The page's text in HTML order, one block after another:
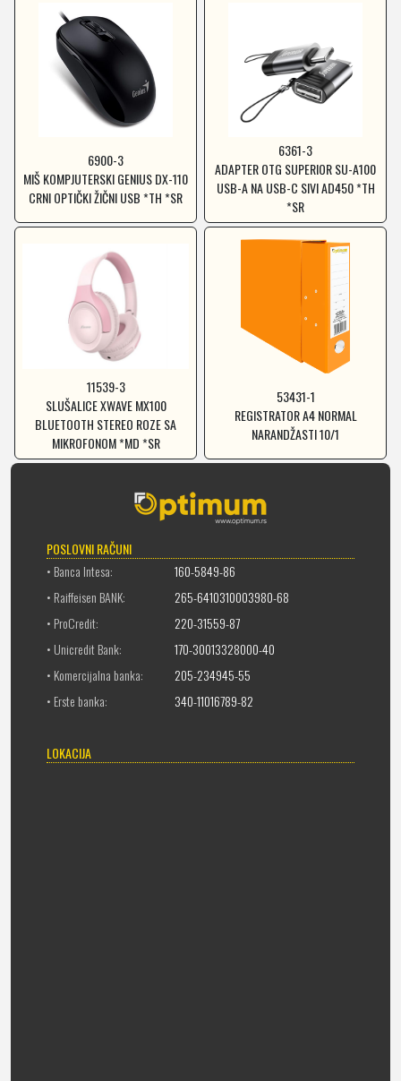
6900-3
MIŠ KOMPJUTERSKI GENIUS DX-110
CRNI OPTIČKI ŽIČNI USB *TH *SR
6361-3
ADAPTER OTG SUPERIOR SU-A100
USB-A NA USB-C SIVI AD450 *TH
*SR
11539-3
SLUŠALICE XWAVE MX100
BLUETOOTH STEREO ROZE SA
MIKROFONOM *MD *SR
53431-1
REGISTRATOR A4 NORMAL
NARANDŽASTI 10/1
POSLOVNI RAČUNI
• Banca Intesa:
160-5849-86
• Raiffeisen BANK:
265-6410310003980-68
• ProCredit:
220-31559-87
• Unicredit Bank:
170-30013328000-40
• Komercijalna banka:
205-234945-55
• Erste banka:
340-11016789-82
LOKACIJA